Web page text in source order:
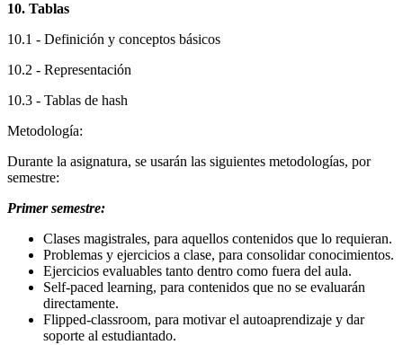
10. Tablas
10.1 - Definición y conceptos básicos
10.2 - Representación
10.3 - Tablas de hash
Metodología:
Durante la asignatura, se usarán las siguientes metodologías, por
semestre:
Primer semestre:
Clases magistrales, para aquellos contenidos que lo requieran.
Problemas y ejercicios a clase, para consolidar conocimientos.
Ejercicios evaluables tanto dentro como fuera del aula.
Self-paced learning, para contenidos que no se evaluarán
directamente.
Flipped-classroom, para motivar el autoaprendizaje y dar
soporte al estudiantado.